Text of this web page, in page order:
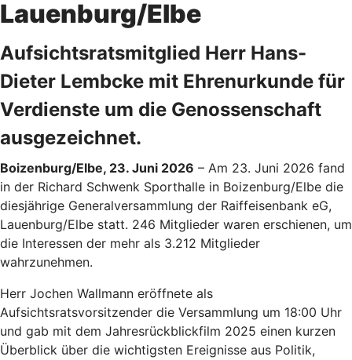
Lauenburg/Elbe
Aufsichtsratsmitglied Herr Hans-
Dieter Lembcke mit Ehrenurkunde für
Verdienste um die Genossenschaft
ausgezeichnet.
Boizenburg/Elbe, 23. Juni 2026 – Am 23. Juni 2026 fand
in der Richard Schwenk Sporthalle in Boizenburg/Elbe die
diesjährige Generalversammlung der Raiffeisenbank eG,
Lauenburg/Elbe statt. 246 Mitglieder waren erschienen, um
die Interessen der mehr als 3.212 Mitglieder
wahrzunehmen.
Herr Jochen Wallmann eröffnete als
Aufsichtsratsvorsitzender die Versammlung um 18:00 Uhr
und gab mit dem Jahresrückblickfilm 2025 einen kurzen
Überblick über die wichtigsten Ereignisse aus Politik,